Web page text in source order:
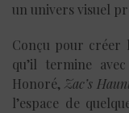
un univers visuel
Conçu pour créer
qu’il termine
Honoré, Zac’s
l’espace de